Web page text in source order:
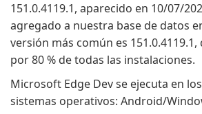
151.0.4119.1, aparecido en 10/07/
agregado a nuestra base de datos
versión más común es
por 80 % de todas las instalaciones.
Microsoft Edge Dev se ejecuta en
sistemas operativos: Android/